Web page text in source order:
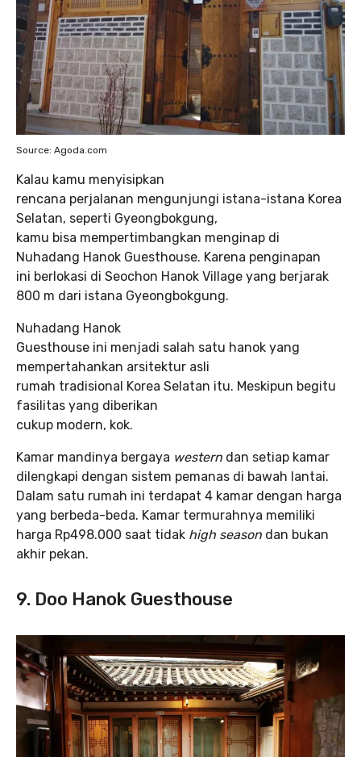
Source: Agoda.com
Kalau kamu menyisipkan
rencana perjalanan mengunjungi istana-istana Korea
Selatan, seperti Gyeongbokgung,
kamu bisa mempertimbangkan menginap di
Nuhadang Hanok Guesthouse. Karena penginapan
ini berlokasi di Seochon Hanok Village yang berjarak
800 m dari istana Gyeongbokgung.
Nuhadang Hanok
Guesthouse ini menjadi salah satu hanok yang
mempertahankan arsitektur asli
rumah tradisional Korea Selatan itu. Meskipun begitu
fasilitas yang diberikan
cukup modern, kok.
Kamar mandinya bergaya western dan setiap kamar
dilengkapi dengan sistem pemanas di bawah lantai.
Dalam satu rumah ini terdapat 4 kamar dengan harga
yang berbeda-beda. Kamar termurahnya memiliki
harga Rp498.000 saat tidak high season dan bukan
akhir pekan.
9. Doo Hanok Guesthouse